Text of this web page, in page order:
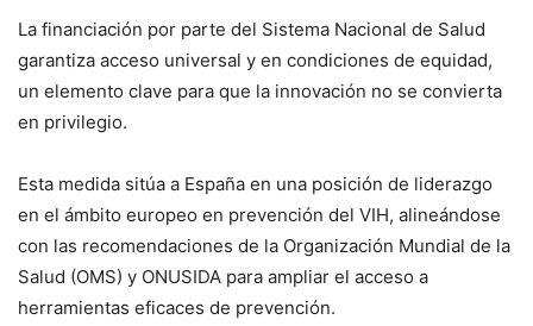
La financiación por parte del Sistema Nacional de Salud
garantiza acceso universal y en condiciones de equidad,
un elemento clave para que la innovación no se convierta
en privilegio.
Esta medida sitúa a España en una posición de liderazgo
en el ámbito europeo en prevención del VIH, alineándose
con las recomendaciones de la Organización Mundial de la
Salud (OMS) y ONUSIDA para ampliar el acceso a
herramientas eficaces de prevención.